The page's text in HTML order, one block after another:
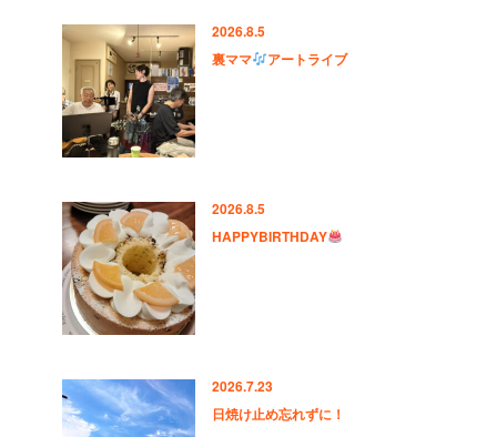
2026.8.5
裏ママ
アートライブ
2026.8.5
HAPPYBIRTHDAY
2026.7.23
日焼け止め忘れずに！